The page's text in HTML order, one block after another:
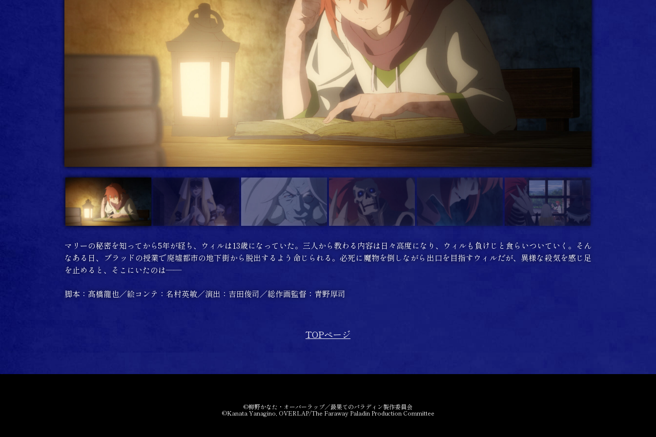
マリーの秘密を知ってから5年が経ち、ウィルは13歳になっていた。三人から教わる内容は日々高度になり、ウィルも負けじと食らいついていく。そん
なある日、ブラッドの授業で廃墟都市の地下街から脱出するよう命じられる。必死に魔物を倒しながら出口を目指すウィルだが、異様な殺気を感じ足
を止めると、そこにいたのは――
脚本：髙橋龍也／絵コンテ：名村英敏／演出：吉田俊司／総作画監督：青野厚司
TOPページ
©柳野かなた・オーバーラップ／最果てのパラディン製作委員会
©Kanata Yanagino, OVERLAP/The Faraway Paladin Production Committee